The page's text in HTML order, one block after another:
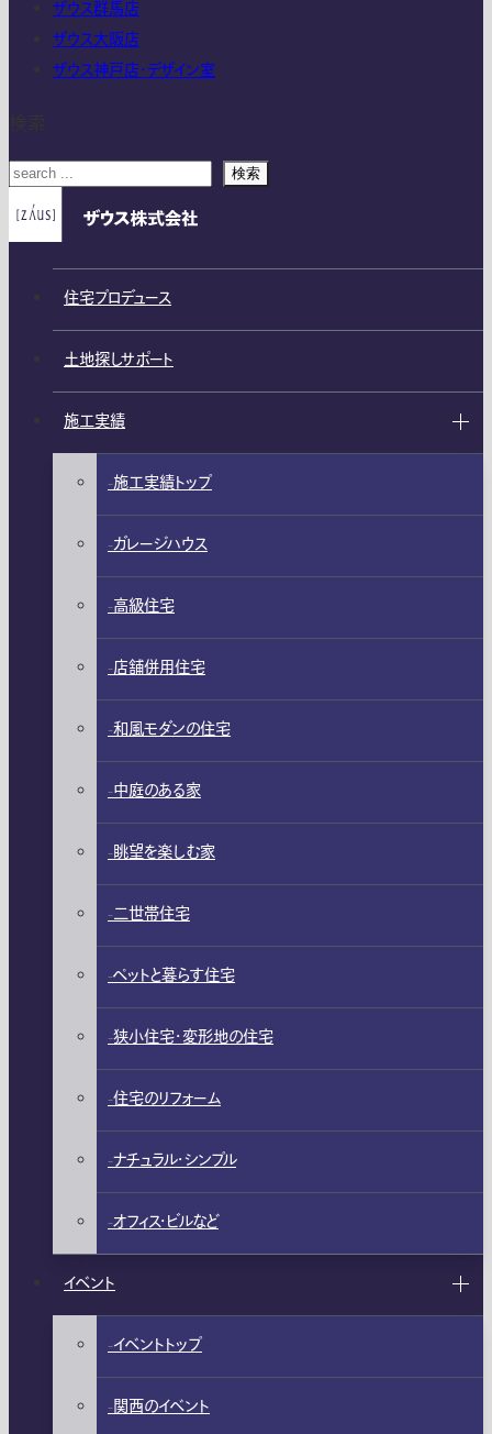
ザウス群馬店
ザウス大阪店
ザウス神戸店・デザイン室
検索
住宅プロデュース
土地探しサポート
施工実績
施工実績トップ
ガレージハウス
高級住宅
店舗併用住宅
和風モダンの住宅
中庭のある家
眺望を楽しむ家
二世帯住宅
ペットと暮らす住宅
狭小住宅・変形地の住宅
住宅のリフォーム
ナチュラル・シンプル
オフィス・ビルなど
イベント
イベントトップ
関西のイベント